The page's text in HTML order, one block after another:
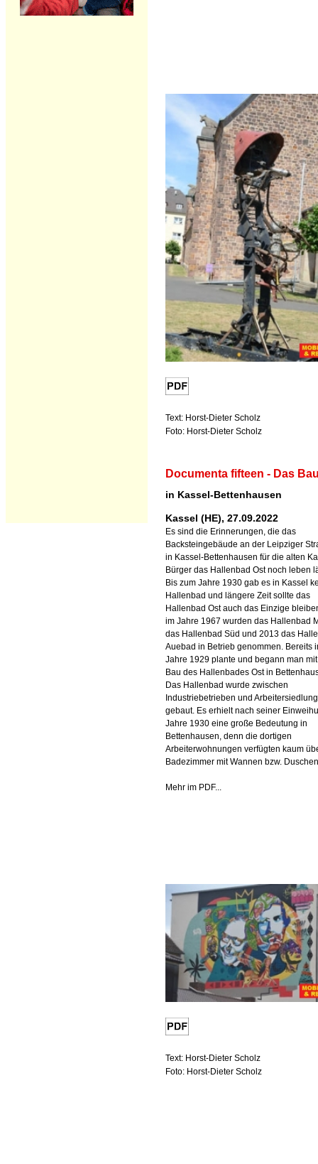
Text: Horst-Dieter Scholz
Foto: Horst-Dieter Scholz
Documenta fifteen - Das
in Kassel-Bettenhausen
Kassel (HE), 27.09.2022
Es sind die Erinnerungen, die das
Backsteingebäude an der Leipziger
in Kassel-Bettenhausen für die alten
Bürger das Hallenbad Ost noch leben
Bis zum Jahre 1930 gab es in Kassel
Hallenbad und längere Zeit sollte das
Hallenbad Ost auch das Einzige
im Jahre 1967 wurden das Hallenbad
das Hallenbad Süd und 2013 das
Auebad in Betrieb genommen. Bereits
Jahre 1929 plante und begann man
Bau des Hallenbades Ost in
Das Hallenbad wurde zwischen
Industriebetrieben und
gebaut. Es erhielt nach seiner
Jahre 1930 eine große Bedeutung in
Bettenhausen, denn die dortigen
Arbeiterwohnungen verfügten kaum
Badezimmer mit Wannen bzw.
Mehr im PDF...
Text: Horst-Dieter Scholz
Foto: Horst-Dieter Scholz